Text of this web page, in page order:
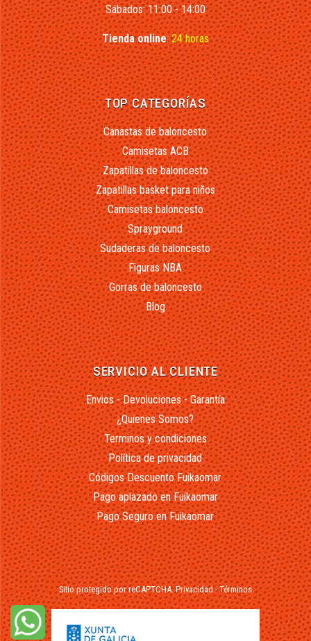
Sábados: 11:00 - 14:00
Tienda online:24 horas
TOP CATEGORÍAS
Canastas de baloncesto
Camisetas ACB
Zapatillas de baloncesto
Zapatillas basket para niños
Camisetas baloncesto
Sprayground
Sudaderas de baloncesto
Figuras NBA
Gorras de baloncesto
Blog
SERVICIO AL CLIENTE
Envios - Devoluciones - Garantía
¿Quienes Somos?
Terminos y condiciones
Política de privacidad
Códigos Descuento Fuikaomar
Pago aplazado en Fuikaomar
Pago Seguro en Fuikaomar
Sitio protegido por reCAPTCHA.Privacidad-Términos